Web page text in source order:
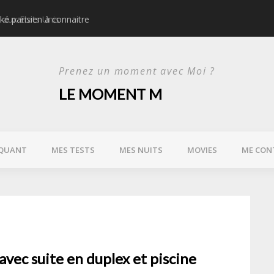
parisien à connaitre
Prenez un moment avec Moi ?
LE MOMENT M
MES TESTS MES NUITS MOVIES ME
suite en duplex et piscine